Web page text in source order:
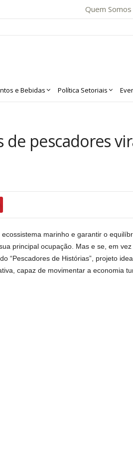
Quem Somos
e Bebidas Política Setoriais
de pescadores
marinho e garantir o
principal ocupação. Mas e se, em
“Pescadores de Histórias”, projeto
capaz de movimentar a economia